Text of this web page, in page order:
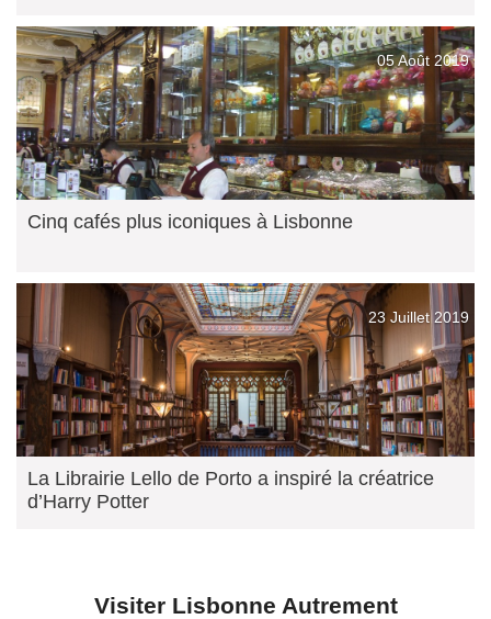
05 Août 2019
Cinq cafés plus iconiques à Lisbonne
23 Juillet 2019
La Librairie Lello de Porto a inspiré la créatrice
d’Harry Potter
Visiter Lisbonne Autrement